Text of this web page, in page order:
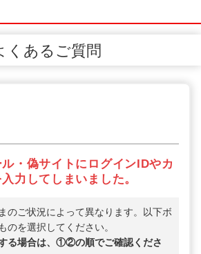
くあるご質問
・偽サイトにログインIDやカ
力してしまいました。
のご状況によって異なります。以下ボ
のを選択してください。
る場合は、①②の順でご確認くださ